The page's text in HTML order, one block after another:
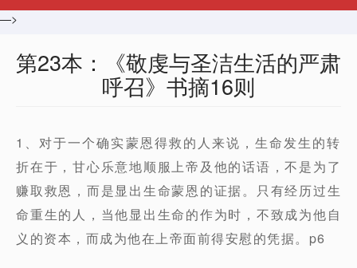
—>
第23本：《敬虔与圣洁生活的严肃
呼召》书摘16则
1、对于一个确实蒙恩得救的人来说，生命发生的转
折在于，甘心乐意地顺服上帝及他的话语，不是为了
赚取救恩，而是显出生命蒙恩的证据。只有经历过生
命重生的人，当他显出生命的作为时，不致成为他自
义的资本，而成为他在上帝面前得安慰的凭据。p6